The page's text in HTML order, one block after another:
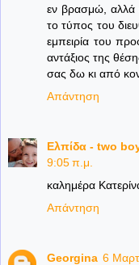
εν βρασμώ, αλλά
το τύπος του
εμπειρία του
αντάξιος της
σας δω κι από
Απάντηση
Ελπίδα - two
9:05 π.μ.
καλημέρα
Απάντηση
Georgina 6